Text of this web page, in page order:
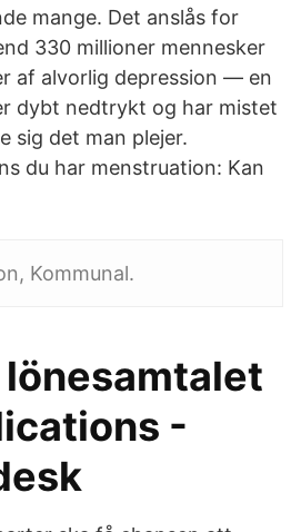
mange. Det anslås for
330 millioner mennesker
af alvorlig depression — en
dybt nedtrykt og har mistet
sig det man plejer.
du har menstruation: Kan
Kommunal.
lönesamtalet
-